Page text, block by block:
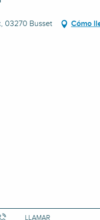
03270 Busset Cómo
LLAMAR